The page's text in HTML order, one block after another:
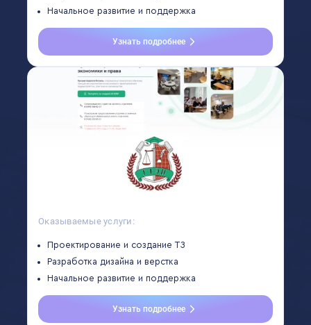
Начальное развитие и поддержка
Узнать подробнее
Оказываемые услуги:
Проектирование и создание ТЗ
Разработка дизайна и верстка
Начальное развитие и поддержка
Узнать подробнее